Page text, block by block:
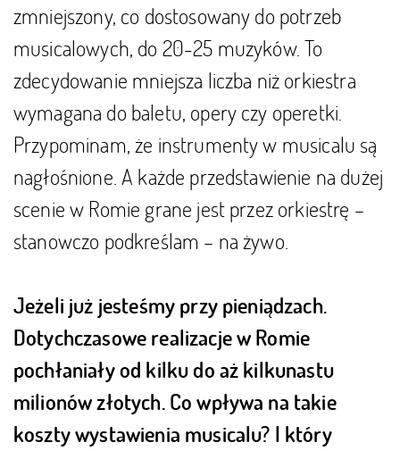
zmniejszony, co dostosowany do potrzeb
musicalowych, do 20-25 muzyków. To
zdecydowanie mniejsza liczba niż orkiestra
wymagana do baletu, opery czy operetki.
Przypominam, że instrumenty w musicalu są
nagłośnione. A każde przedstawienie na dużej
scenie w Romie grane jest przez orkiestrę –
stanowczo podkreślam – na żywo.
Jeżeli już jesteśmy przy pieniądzach.
Dotychczasowe realizacje w Romie
pochłaniały od kilku do aż kilkunastu
milionów złotych. Co wpływa na takie
koszty wystawienia musicalu? I który